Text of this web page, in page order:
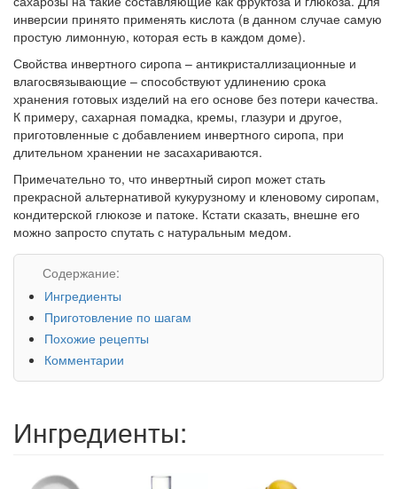
инверсии принято применять кислота (в данном случае самую
простую лимонную, которая есть в каждом доме).
Свойства инвертного сиропа – антикристаллизационные и
влагосвязывающие – способствуют удлинению срока
хранения готовых изделий на его основе без потери качества.
К примеру, сахарная помадка, кремы, глазури и другое,
приготовленные с добавлением инвертного сиропа, при
длительном хранении не засахариваются.
Примечательно то, что инвертный сироп может стать
прекрасной альтернативой кукурузному и кленовому сиропам,
кондитерской глюкозе и патоке. Кстати сказать, внешне его
можно запросто спутать с натуральным медом.
Содержание:
Ингредиенты
Приготовление по шагам
Похожие рецепты
Комментарии
Ингредиенты: